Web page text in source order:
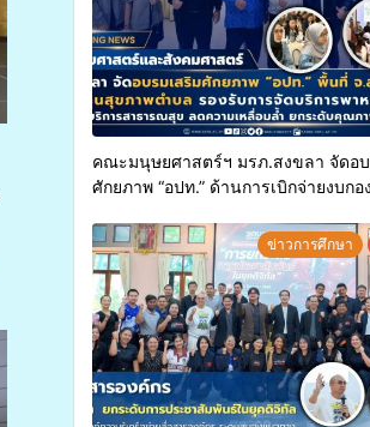
คณะมนุษยศาสตร์ฯ มรภ.สงขลา จัดอบ
ศักยภาพ “อปท.” ด้านการเบิกจ่ายงบก
ทุพพลภาพเพื่อเข้ารับบริการสาธารณ
เหลื่อมล้ำ ยกระดับคุณภาพชีวิตประช
ยั่งยืน
ข่าวการศึกษา